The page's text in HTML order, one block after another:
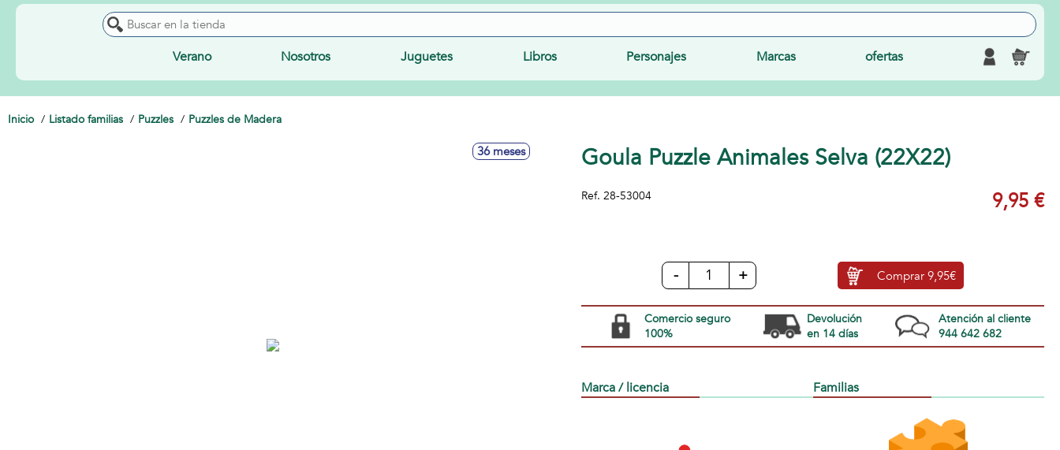
Verano Nosotros Juguetes Libros Personajes Marcas ofertas
Inicio Listado familias Puzzles Puzzles de Madera
36 meses Goula Puzzle Animales Selva (22X22)
Ref. 28-53004 9,95 €
- + Comprar 9,95€
Comercio seguro
100%
Devolución
en 14 días
Atención al cliente
944 642 682
Marca / licencia Familias